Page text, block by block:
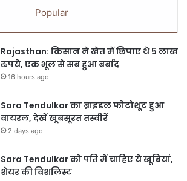
Popular
Rajasthan: किसान ने खेत में छिपाए थे 5 लाख
रुपये, एक भूल से सब हुआ बर्बाद
16 hours ago
Sara Tendulkar का ब्राइडल फोटोशूट हुआ
वायरल, देखें खूबसूरत तस्वीरें
2 days ago
Sara Tendulkar को पति में चाहिए ये खूबियां,
शेयर की विशलिस्ट